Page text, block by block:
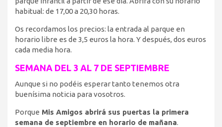
habitual: de 17,00 a 20,30 horas.
Os recordamos los precios: la entrada al parque en
horario libre es de 3,5 euros la hora. Y después, dos euros
cada media hora.
SEMANA DEL 3 AL 7 DE SEPTIEMBRE
Aunque si no podéis esperar tanto tenemos otra
buenísima noticia para vosotros.
Porque Mis Amigos abrirá sus puertas la primera
semana de septiembre en horario de mañana.